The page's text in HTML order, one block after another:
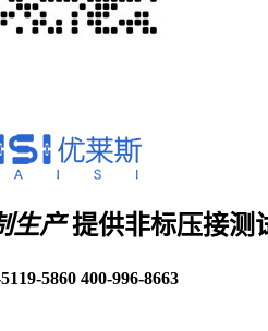
生产 提供非标压接测
5860 400-996-8663